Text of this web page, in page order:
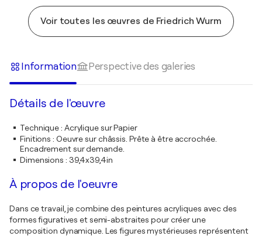
Voir toutes les œuvres de Friedrich Wurm
Information Perspective des galeries
Détails de l'œuvre
Technique: Acrylique sur Papier
Finitions : Oeuvre sur châssis. Prête à être accrochée.
Encadrement sur demande.
Dimensions : 39,4x39,4in
À propos de l'oeuvre
Dans ce travail, je combine des peintures acryliques avec des
formes figuratives et semi-abstraites pour créer une
composition dynamique. Les figures mystérieuses représentent